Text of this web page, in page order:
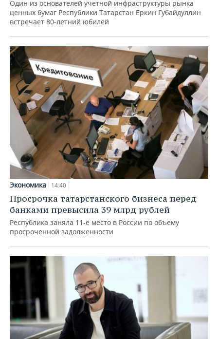
Один из основателей учетной инфраструктуры рынка
ценных бумаг Республики Татарстан Еркин Губайдуллин
встречает 80-летний юбилей
Экономика 14:40
Просрочка татарстанского бизнеса перед
банками превысила 39 млрд рублей
Республика заняла 11-е место в России по объему
просроченной задолженности